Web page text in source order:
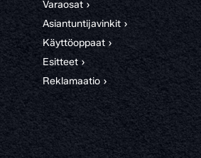
Varaosat ›
Asiantuntijavinkit ›
Käyttöoppaat ›
Esitteet ›
Reklamaatio ›